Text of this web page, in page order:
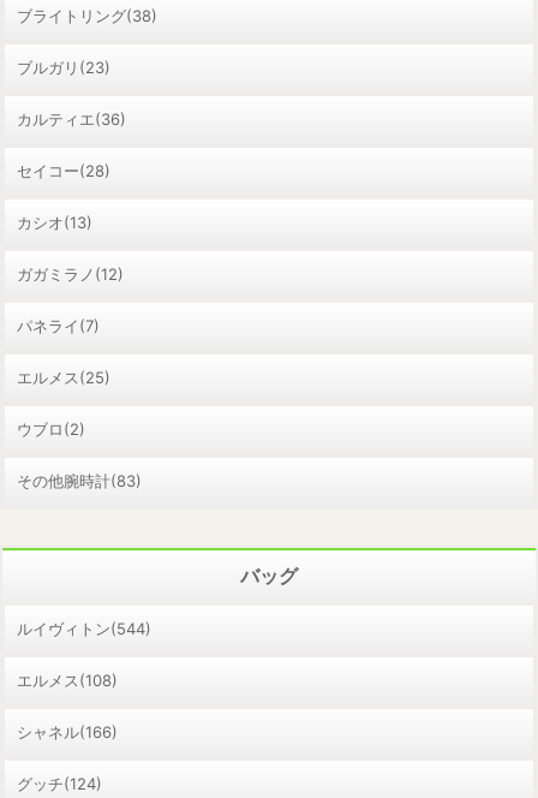
ブライトリング(38)
ブルガリ(23)
カルティエ(36)
セイコー(28)
カシオ(13)
ガガミラノ(12)
パネライ(7)
エルメス(25)
ウブロ(2)
その他腕時計(83)
バッグ
ルイヴィトン(544)
エルメス(108)
シャネル(166)
グッチ(124)